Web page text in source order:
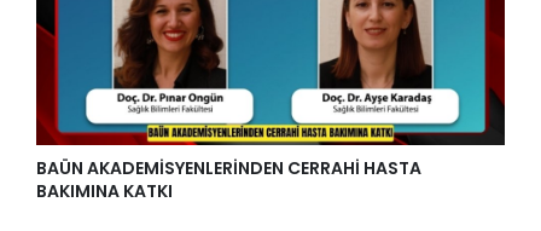
BAÜN AKADEMİSYENLERİNDEN CERRAHİ HASTA
BAKIMINA KATKI